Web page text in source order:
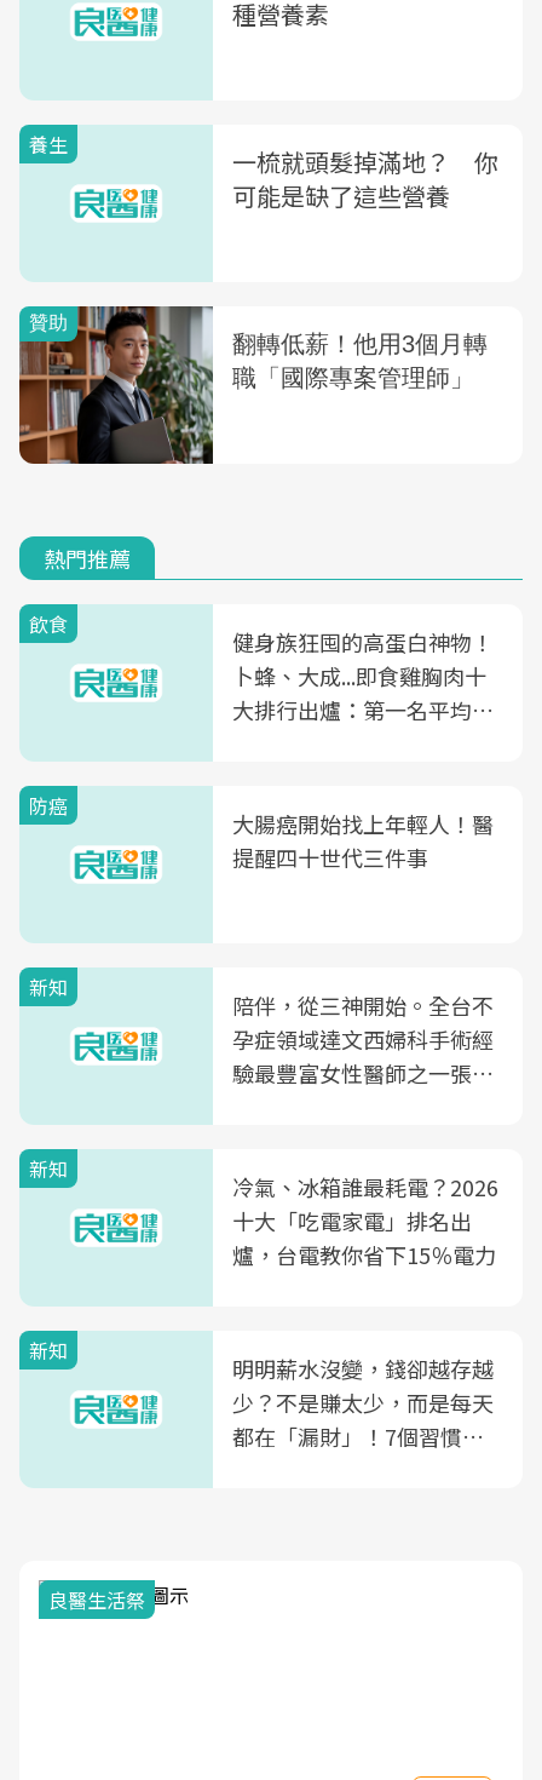
種營養素
養生
一梳就頭髮掉滿地？ 你
可能是缺了這些營養
熱門推薦
飲食
健身族狂囤的高蛋白神物！
卜蜂、大成...即食雞胸肉十
大排行出爐：第一名平均一
防癌
大腸癌開始找上年輕人！醫
提醒四十世代三件事
新知
陪伴，從三神開始。全台不
孕症領域達文西婦科手術經
驗最豐富女性醫師之一張永
光田醫院建構360度女性健
康照護生態圈
新知
冷氣、冰箱誰最耗電？2026
十大「吃電家電」排名出
爐，台電教你省下15％電力
新知
明明薪水沒變，錢卻越存越
少？不是賺太少，而是每天
都在「漏財」！7個習慣一
良醫生活祭